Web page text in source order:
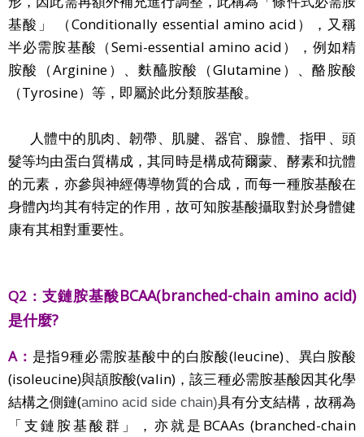
基酸」 （Conditionally essential amino acid），又稱
半必需胺基酸（Semi-essential amino acid），例如精
胺酸（Arginine）、麩醯胺酸（Glutamine）、酪胺酸
（Tyrosine）等，即屬於此分類胺基酸。
人體中的肌肉、韌帶、肌腱、器官、腺體、指甲、頭
髮等均由蛋白質構成，其同時是構成荷爾蒙、酵素和抗體
的元素，亦參與神經傳導物質的合成，而每一種胺基酸在
身體內均其有特定的作用，故可知胺基酸攝取對於身體健
康有其相對重要性。
Q2： 支鏈胺基酸BCAA(branched-chain amino acid)
是什麼?
A： 是指9種必需胺基酸中的白胺酸(leucine)、異白胺酸
(isoleucine)與頡胺酸(valin) ，該三種必需胺基酸因其化學
結構之側鏈(amino acid side chain)具有分支結構 ， 故稱為
「支鏈胺基酸群」，亦就是BCAAs (branched-chain